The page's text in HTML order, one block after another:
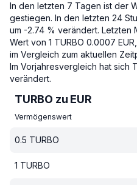
In den letzten 7 Tagen ist der
gestiegen. In den letzten 24
um -2.74 % verändert. Letzten
Wert von 1 TURBO 0.0007
im Vergleich zum aktuellen
Im Vorjahresvergleich hat sich
verändert.
TURBO zu EUR
Vermögenswert
0.5 TURBO
1 TURBO